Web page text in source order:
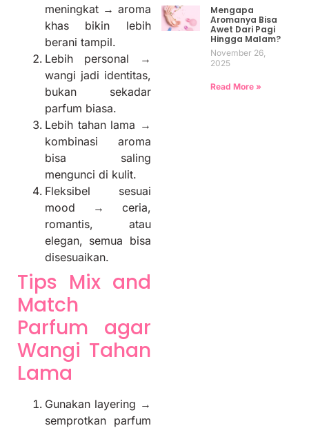
meningkat → aroma
khas bikin lebih
berani tampil.
Lebih personal →
wangi jadi identitas,
bukan sekadar
parfum biasa.
Lebih tahan lama →
kombinasi aroma
bisa saling
mengunci di kulit.
Fleksibel sesuai
mood → ceria,
romantis, atau
elegan, semua bisa
disesuaikan.
Tips Mix and
Match
Parfum agar
Wangi Tahan
Lama
Gunakan layering →
semprotkan parfum
Mengapa
Aromanya Bisa
Awet Dari Pagi
Hingga Malam?
November 26,
2025
Read More »